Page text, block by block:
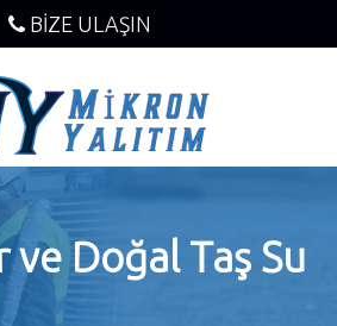
BİZE ULAŞIN
ve Doğal Taş Su